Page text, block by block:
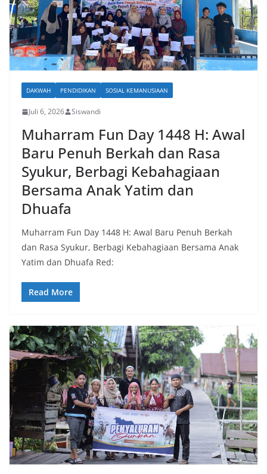
DAKWAH PENDIDIKAN SOSIAL KEMANUSIAAN
Juli 6, 2026 Siswandi
Muharram Fun Day 1448 H: Awal
Baru Penuh Berkah dan Rasa
Syukur, Berbagi Kebahagiaan
Bersama Anak Yatim dan
Dhuafa
Muharram Fun Day 1448 H: Awal Baru Penuh Berkah
dan Rasa Syukur, Berbagi Kebahagiaan Bersama Anak
Yatim dan Dhuafa Red:
Read More